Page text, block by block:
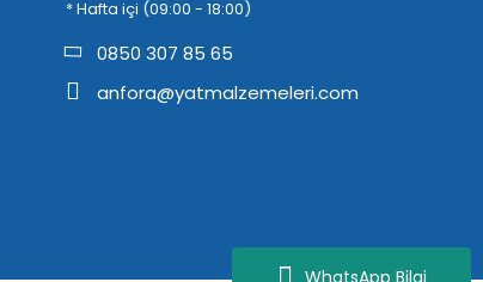
WhatsApp Bilgi
* Hafta içi (09:00 - 18:00)
0850 307 85 65
anfora@yatmalzemeleri.com